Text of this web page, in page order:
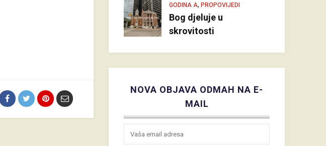
GODINA A, PROPOVIJEDI
Bog djeluje u
skrovitosti
NOVA OBJAVA ODMAH NA E-
MAIL